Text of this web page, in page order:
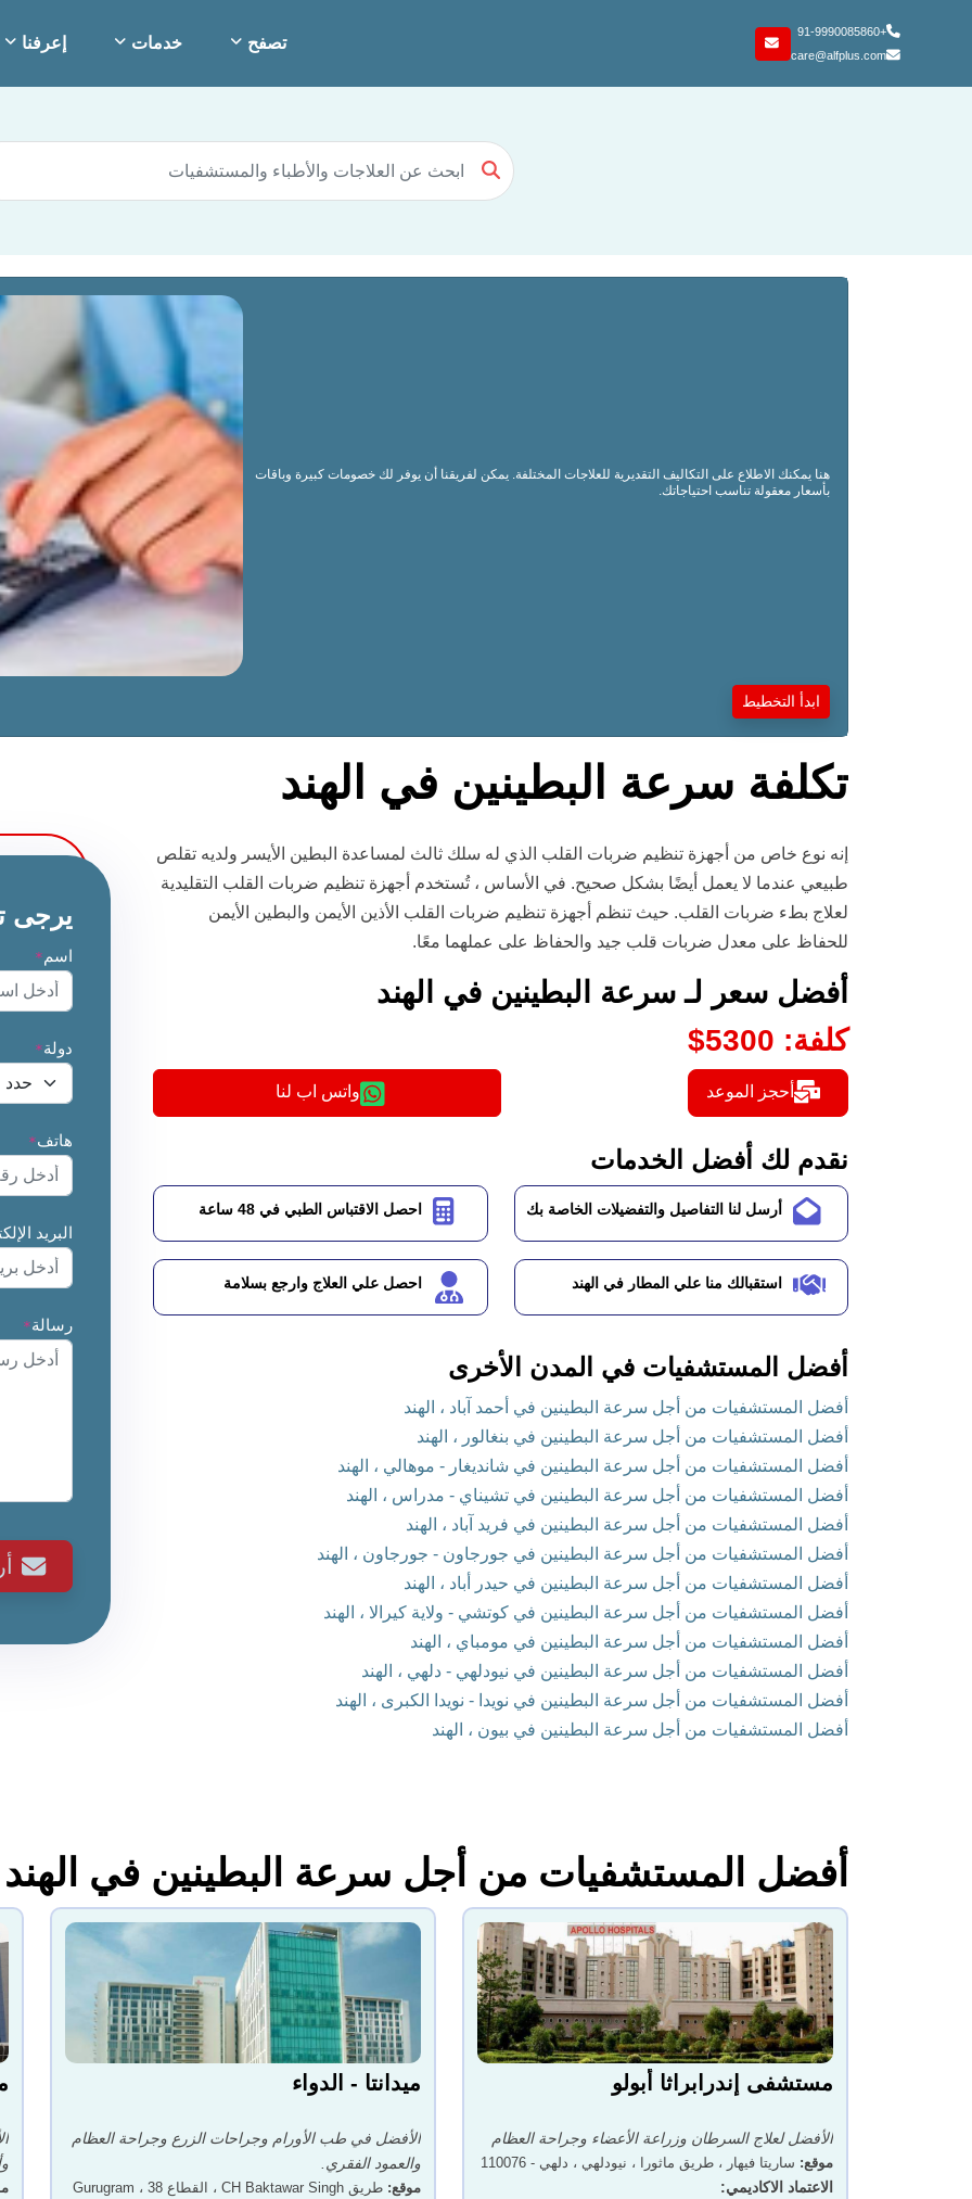
+91-9990085860
care@alfplus.com
تصفح خدمات إعرفنا
هنا يمكنك الاطلاع على التكاليف التقديرية للعلاجات المختلفة. يمكن لفريقنا أن يوفر لك خصومات كبيرة وباقات
بأسعار معقولة تناسب احتياجاتك.
ابدأ التخطيط
تكلفة سرعة البطينين في الهند
إنه نوع خاص من أجهزة تنظيم ضربات القلب الذي له سلك ثالث لمساعدة البطين الأيسر ولديه تقلص
طبيعي عندما لا يعمل أيضًا بشكل صحيح. في الأساس ، تُستخدم أجهزة تنظيم ضربات القلب التقليدية
لعلاج بطء ضربات القلب. حيث تنظم أجهزة تنظيم ضربات القلب الأذين الأيمن والبطين الأيمن
للحفاظ على معدل ضربات قلب جيد والحفاظ على عملهما معًا.
أفضل سعر لـ سرعة البطينين في الهند
كلفة:
$5300
أحجز الموعد واتس اب لنا
نقدم لك أفضل الخدمات
أرسل لنا التفاصيل والتفضيلات الخاصة بك احصل الاقتباس الطبي في 48 ساعة
استقبالك منا علي المطار في الهند احصل علي العلاج وارجع بسلامة
أفضل المستشفيات في المدن الأخرى
أفضل المستشفيات من أجل سرعة البطينين في أحمد آباد ، الهند
أفضل المستشفيات من أجل سرعة البطينين في بنغالور ، الهند
أفضل المستشفيات من أجل سرعة البطينين في شانديغار - موهالي ، الهند
أفضل المستشفيات من أجل سرعة البطينين في تشيناي - مدراس ، الهند
أفضل المستشفيات من أجل سرعة البطينين في فريد آباد ، الهند
أفضل المستشفيات من أجل سرعة البطينين في جورجاون - جورجاون ، الهند
أفضل المستشفيات من أجل سرعة البطينين في حيدر أباد ، الهند
أفضل المستشفيات من أجل سرعة البطينين في كوتشي - ولاية كيرالا ، الهند
أفضل المستشفيات من أجل سرعة البطينين في مومباي ، الهند
أفضل المستشفيات من أجل سرعة البطينين في نيودلهي - دلهي ، الهند
أفضل المستشفيات من أجل سرعة البطينين في نويدا - نويدا الكبرى ، الهند
أفضل المستشفيات من أجل سرعة البطينين في بيون ، الهند
يرجى
اسم *
دولة*
هاتف*
البريد
رسالة*
أفضل المستشفيات من أجل سرعة البطينين في الهند
مستشفى إندرابراثا أبولو
الأفضل لعلاج السرطان وزراعة الأعضاء وجراحة العظام
موقع: ساريتا فيهار ، طريق ماثورا ، نيودلهي ، دلهي - 110076
الاعتماد الاكاديمي:
ميدانتا - الدواء
الأفضل في طب الأورام وجراحات الزرع وجراحة العظام
والعمود الفقري.
موقع:
طريق CH Baktawar Singh ، القطاع 38 ، Gurugram